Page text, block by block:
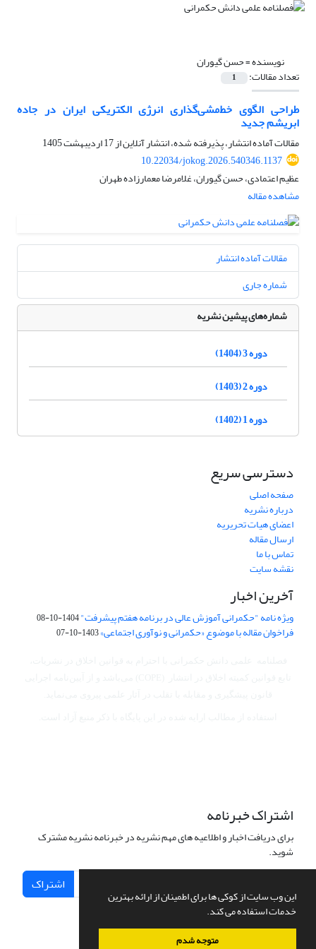
این وب سایت از کوکی ها برای اطمینان از ارائه بهترین
خدمات استفاده می کند.
متوجه شدم
نویسنده =حسن گیوران
تعداد مقالات: 1
طراحی الگوی خط‌مشی‌گذاری انرژی الکتریکی ایران در جاده
ابریشم جدید
مقالات آماده انتشار، پذیرفته شده، انتشار آنلاین از17 اردیبهشت 1405
10.22034/jokog.2026.540346.1137
عظیم اعتمادی، حسن گیوران، غلامرضا معمارزاده طهران
مشاهده مقاله
مقالات آماده انتشار
شماره جاری
شماره‌های پیشین نشریه
دوره 3 (1404)
دوره 2 (1403)
دوره 1 (1402)
دسترسی سریع
صفحه اصلی
درباره نشریه
اعضای هیات تحریریه
ارسال مقاله
تماس با ما
نقشه سایت
آخرین اخبار
ویژه نامه "حکمرانی آموزش عالی در برنامه هفتم پیشرفت"1404-10-08
فراخوان مقاله با موضوع «حکمرانی و نوآوری اجتماعی»1403-10-07
اشتراک خبرنامه
برای دریافت اخبار و اطلاعیه های مهم نشریه در خبرنامه نشریه مشترک
شوید.
اشتراک